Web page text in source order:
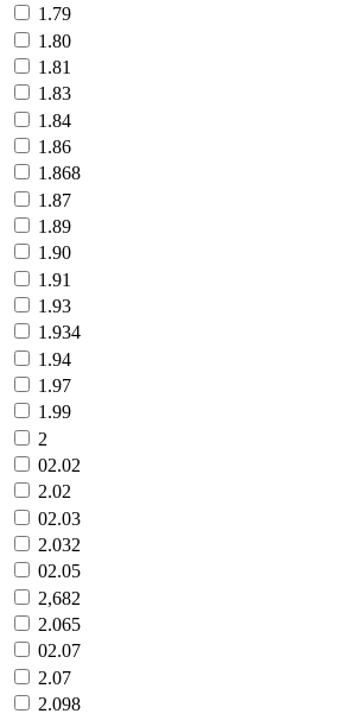
1.79
1.80
1.81
1.83
1.84
1.86
1.868
1.87
1.89
1.90
1.91
1.93
1.934
1.94
1.97
1.99
2
02.02
2.02
02.03
2.032
02.05
2,682
2.065
02.07
2.07
2.098